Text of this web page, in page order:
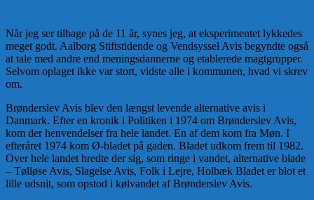
Når jeg ser tilbage på de 11 år, synes jeg, at eksperimentet lykkedes
meget godt. Aalborg Stiftstidende og Vendsyssel Avis begyndte også
at tale med andre end meningsdannerne og etablerede magtgrupper.
Selvom oplaget ikke var stort, vidste alle i kommunen, hvad vi skrev
om.
Brønderslev Avis blev den længst levende alternative avis i
Danmark. Efter en kronik i Politiken i 1974 om Brønderslev Avis,
kom der henvendelser fra hele landet. En af dem kom fra Møn. I
efteråret 1974 kom Ø-bladet på gaden. Bladet udkom frem til 1982.
Over hele landet bredte der sig, som ringe i vandet, alternative blade
– Tølløse Avis, Slagelse Avis, Folk i Lejre, Holbæk Bladet er blot et
lille udsnit, som opstod i kølvandet af Brønderslev Avis.